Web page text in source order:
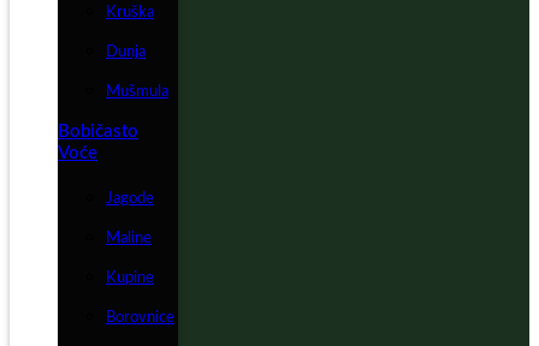
Kruška
Dunja
Mušmula
Bobičasto
Voće
Jagode
Maline
Kupine
Borovnice